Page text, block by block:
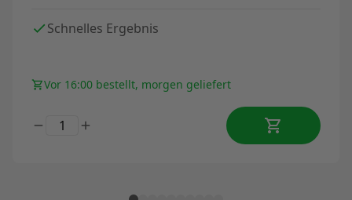
Schnelles Ergebnis
Vor 16:00 bestellt, morgen geliefert